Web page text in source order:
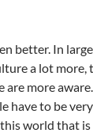
better. In
a lot
are more
have to be
world that